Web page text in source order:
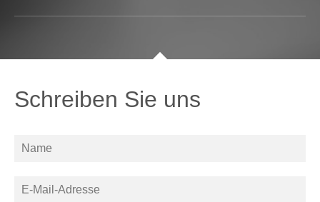
Schreiben Sie uns